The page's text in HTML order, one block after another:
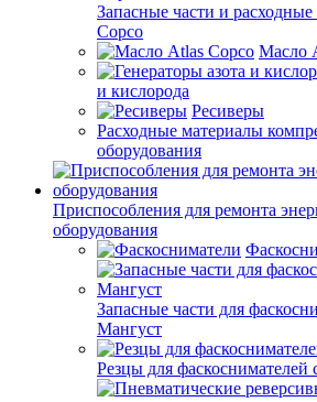
Запасные части и
Copco
Масло
и кислорода
Ресиверы
Расходные материалы
оборудования
Приспособления для ремонта
оборудования
Запасные части для
Мангуст
Резцы для фаскоснимателей